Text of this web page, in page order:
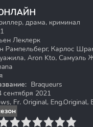
драма, криминал
Леклерк
Рампельберг, Карлос
Aron Kto, Самуэль
Braqueurs
сентября 2021
Fr. Original, Eng.Original,
9 10